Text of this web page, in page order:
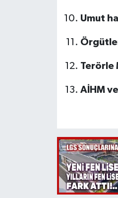
Umut
Terörle
AİHM